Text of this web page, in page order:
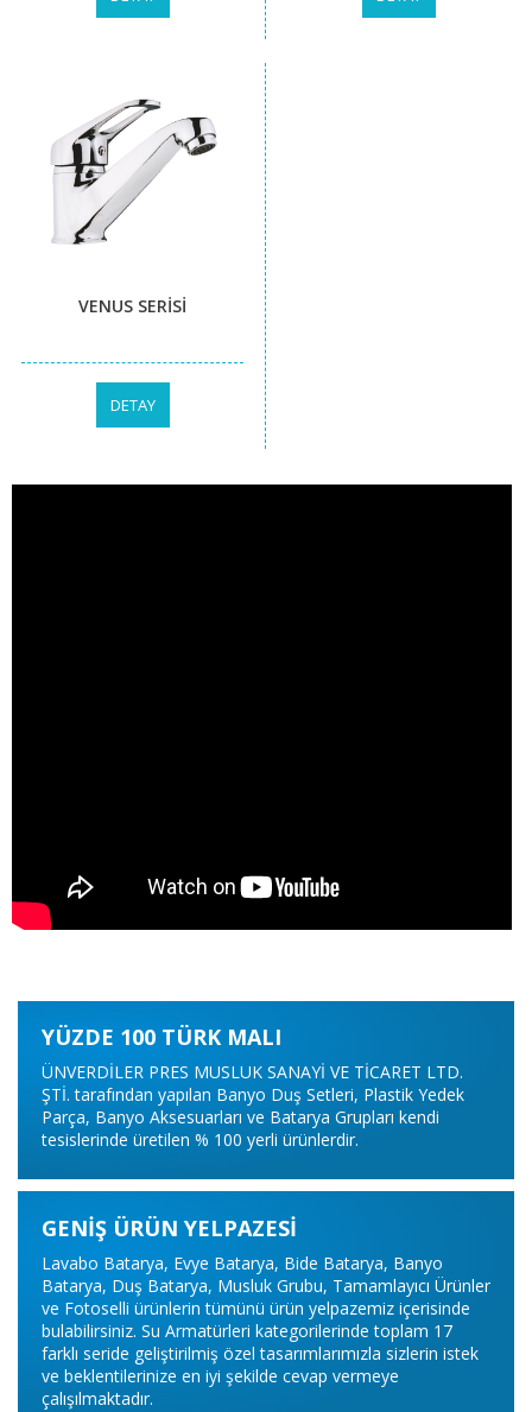
VENUS SERİSİ
DETAY
YÜZDE 100 TÜRK MALI
ÜNVERDİLER PRES MUSLUK SANAYİ VE TİCARET LTD.
ŞTİ. tarafından yapılan Banyo Duş Setleri, Plastik Yedek
Parça, Banyo Aksesuarları ve Batarya Grupları kendi
tesislerinde üretilen % 100 yerli ürünlerdir.
GENİŞ ÜRÜN YELPAZESİ
Lavabo Batarya, Evye Batarya, Bide Batarya, Banyo
Batarya, Duş Batarya, Musluk Grubu, Tamamlayıcı Ürünler
ve Fotoselli ürünlerin tümünü ürün yelpazemiz içerisinde
bulabilirsiniz. Su Armatürleri kategorilerinde toplam 17
farklı seride geliştirilmiş özel tasarımlarımızla sizlerin istek
ve beklentilerinize en iyi şekilde cevap vermeye
çalışılmaktadır.